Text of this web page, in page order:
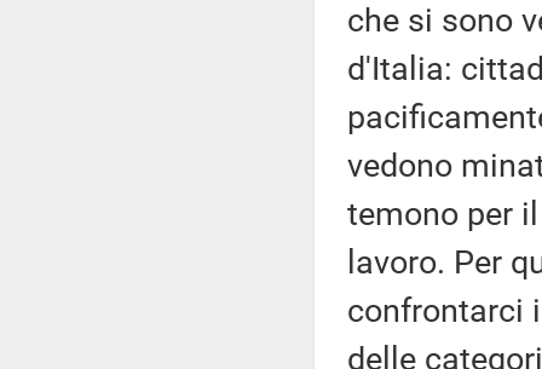
che si sono
d'Italia:
vedono
temono per
lavoro. Per
confrontarci
delle